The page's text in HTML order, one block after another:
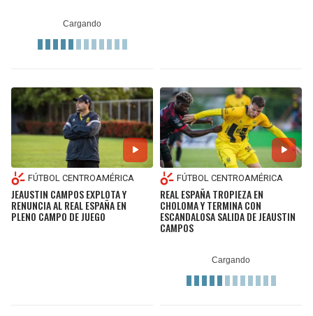
FÚTBOL CENTROAMÉRICA
JEAUSTIN CAMPOS EXPLOTA Y
RENUNCIA AL REAL ESPAÑA EN
PLENO CAMPO DE JUEGO
FÚTBOL CENTROAMÉRICA
REAL ESPAÑA TROPIEZA EN
CHOLOMA Y TERMINA CON
ESCANDALOSA SALIDA DE JEAUSTIN
CAMPOS